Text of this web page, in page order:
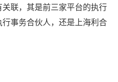
联，其是前三家平台的执行
事务合伙人，还是上海利合